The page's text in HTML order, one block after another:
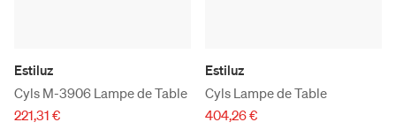
Estiluz
Cyls M-3906 Lampe de Table
221,31 €
Estiluz
Cyls Lampe de Table
404,26 €